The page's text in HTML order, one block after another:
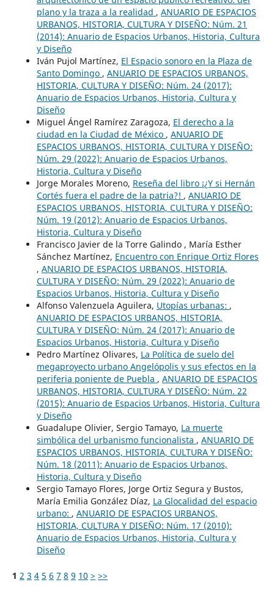
plano y la traza a la realidad , ANUARIO DE ESPACIOS
URBANOS, HISTORIA, CULTURA Y DISEÑO: Núm. 21
(2014): Anuario de Espacios Urbanos, Historia, Cultura
y Diseño
Iván Pujol Martínez, El Espacio sonoro en la Plaza de
Santo Domingo , ANUARIO DE ESPACIOS URBANOS,
HISTORIA, CULTURA Y DISEÑO: Núm. 24 (2017):
Anuario de Espacios Urbanos, Historia, Cultura y
Diseño
Miguel Ángel Ramírez Zaragoza, El derecho a la
ciudad en la Ciudad de México , ANUARIO DE
ESPACIOS URBANOS, HISTORIA, CULTURA Y DISEÑO:
Núm. 29 (2022): Anuario de Espacios Urbanos,
Historia, Cultura y Diseño
Jorge Morales Moreno, Reseña del libro ¡¿Y si Hernán
Cortés fuera el padre de la patria?! , ANUARIO DE
ESPACIOS URBANOS, HISTORIA, CULTURA Y DISEÑO:
Núm. 19 (2012): Anuario de Espacios Urbanos,
Historia, Cultura y Diseño
Francisco Javier de la Torre Galindo , María Esther
Sánchez Martínez, Encuentro con Enrique Ortiz Flores
, ANUARIO DE ESPACIOS URBANOS, HISTORIA,
CULTURA Y DISEÑO: Núm. 29 (2022): Anuario de
Espacios Urbanos, Historia, Cultura y Diseño
Alfonso Valenzuela Aguilera, Utopías urbanas: ,
ANUARIO DE ESPACIOS URBANOS, HISTORIA,
CULTURA Y DISEÑO: Núm. 24 (2017): Anuario de
Espacios Urbanos, Historia, Cultura y Diseño
Pedro Martínez Olivares, La Política de suelo del
megaproyecto urbano Angelópolis y sus efectos en la
periferia poniente de Puebla , ANUARIO DE ESPACIOS
URBANOS, HISTORIA, CULTURA Y DISEÑO: Núm. 22
(2015): Anuario de Espacios Urbanos, Historia, Cultura
y Diseño
Guadalupe Olivier, Sergio Tamayo, La muerte
simbólica del urbanismo funcionalista , ANUARIO DE
ESPACIOS URBANOS, HISTORIA, CULTURA Y DISEÑO:
Núm. 18 (2011): Anuario de Espacios Urbanos,
Historia, Cultura y Diseño
Sergio Tamayo Flores, Jorge Ortiz Segura y Bustos,
María Emilia González Díaz, La Glocalidad del espacio
urbano: , ANUARIO DE ESPACIOS URBANOS,
HISTORIA, CULTURA Y DISEÑO: Núm. 17 (2010):
Anuario de Espacios Urbanos, Historia, Cultura y
Diseño
1 2 3 4 5 6 7 8 9 10 > >>